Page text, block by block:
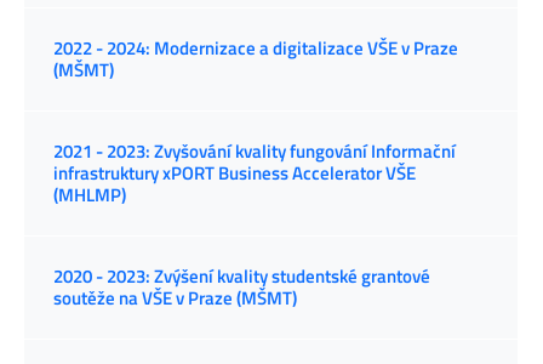
2022 - 2024: Modernizace a digitalizace VŠE v Praze
(MŠMT)
2021 - 2023: Zvyšování kvality fungování Informační
infrastruktury xPORT Business Accelerator VŠE
(MHLMP)
2020 - 2023: Zvýšení kvality studentské grantové
soutěže na VŠE v Praze (MŠMT)